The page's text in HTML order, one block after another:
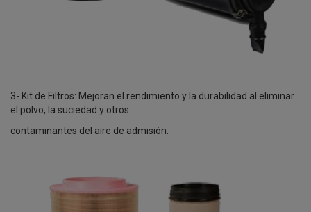
3- Kit de Filtros: Mejoran el rendimiento y la durabilidad al eliminar
el polvo, la suciedad y otros
contaminantes del aire de admisión.